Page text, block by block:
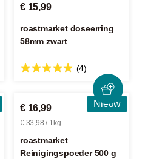
€ 15,99
roastmarket doseerring
58mm zwart
(4)
Nieuw
€ 16,99
€ 33,98 / 1kg
roastmarket
Reinigingspoeder 500 g